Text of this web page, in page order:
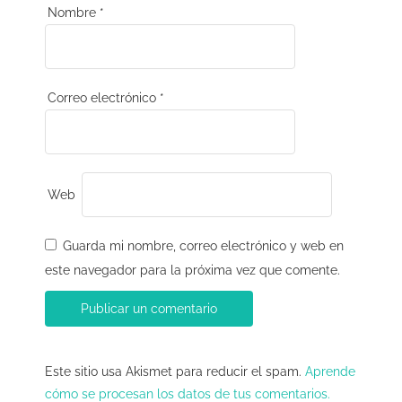
d
a
Nombre *
Correo electrónico *
Web
Guarda mi nombre, correo electrónico y web en
este navegador para la próxima vez que comente.
Este sitio usa Akismet para reducir el spam. Aprende
cómo se procesan los datos de tus comentarios.